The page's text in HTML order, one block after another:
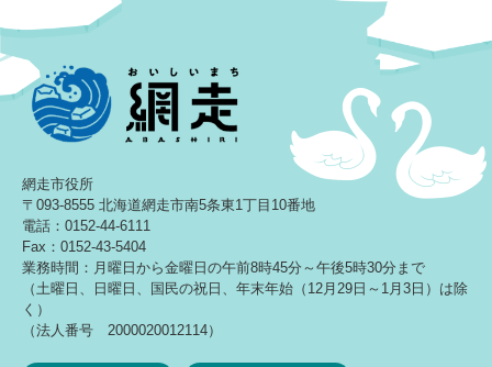
網走市役所
〒093-8555 北海道網走市南5条東1丁目10番地
電話：0152-44-6111
Fax：0152-43-5404
業務時間：月曜日から金曜日の午前8時45分～午後5時30分まで
（土曜日、日曜日、国民の祝日、年末年始（12月29日～1月3日）は除
く）
（法人番号 2000020012114）